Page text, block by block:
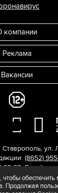
компании
Реклама
Вакансии
Ставрополь, ул.
(8652)
29-29. E-mail:
Все права
обеспечить
Продолжая